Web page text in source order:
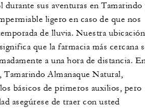
durante sus aventuras en Tamarindo
ligero en caso de que nos
de lluvia. Nuestra ubicación
que la farmacia más cercana
a una hora de distancia.
Tamarindo Almanaque Natural,
básicos de primeros auxilios, pero
asegúrese de traer con usted